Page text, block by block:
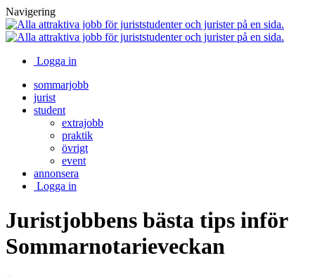
Navigering
Logga in
sommarjobb
jurist
student
extrajobb
praktik
övrigt
event
annonsera
Logga in
Juristjobbens bästa tips inför
Sommarnotarieveckan